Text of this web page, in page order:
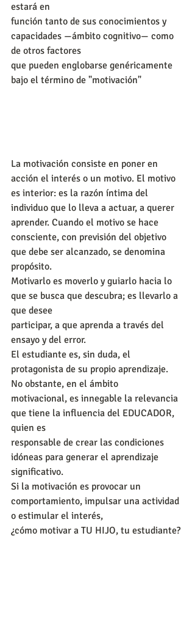
estará en
función tanto de sus conocimientos y
capacidades —ámbito cognitivo— como
de otros factores
que pueden englobarse genéricamente
bajo el término de "motivación"
La motivación consiste en poner en
acción el interés o un motivo. El motivo
es interior: es la razón íntima del
individuo que lo lleva a actuar, a querer
aprender. Cuando el motivo se hace
consciente, con previsión del objetivo
que debe ser alcanzado, se denomina
propósito.
Motivarlo es moverlo y guiarlo hacia lo
que se busca que descubra; es llevarlo a
que desee
participar, a que aprenda a través del
ensayo y del error.
El estudiante es, sin duda, el
protagonista de su propio aprendizaje.
No obstante, en el ámbito
motivacional, es innegable la relevancia
que tiene la influencia del EDUCADOR,
quien es
responsable de crear las condiciones
idóneas para generar el aprendizaje
significativo.
Si la motivación es provocar un
comportamiento, impulsar una actividad
o estimular el interés,
¿cómo motivar a TU HIJO, tu estudiante?